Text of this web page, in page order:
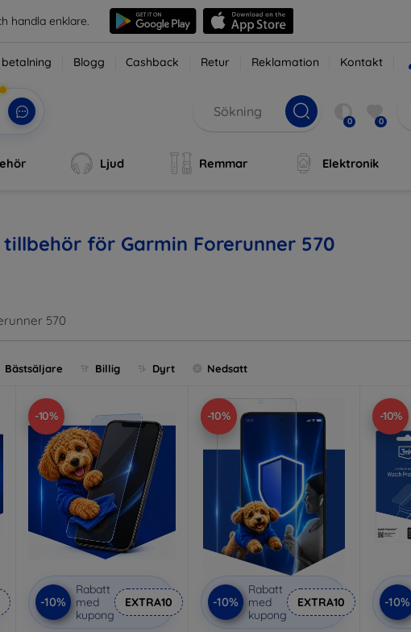
handla enklare.
Blogg Cashback Retur Reklamation Kontakt
0 0
Ljud Remmar Elektronik
för Garmin Forerunner 570
570
Bästsäljare Billig Dyrt Nedsatt
-10%
-10%
Rabatt
med
kupong
EXTRA10
-10%
-10%
Rabatt
med
kupong
EXTRA10
-10%
-10%